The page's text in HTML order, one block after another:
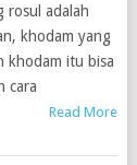
rosul adalah
khodam yang
khodam itu bisa
cara
Read More